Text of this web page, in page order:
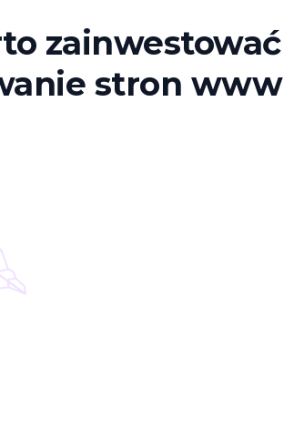
zainwestować
stron www